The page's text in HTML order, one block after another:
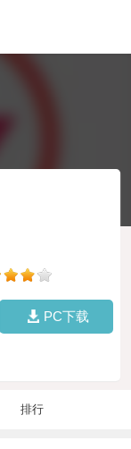
PC下载
排行